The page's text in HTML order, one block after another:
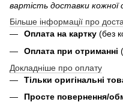
вартість доставки кожної
Більше інформації про
Оплата на картку (без
Оплата при отриманні
Докладніше про оплату
Тільки оригінальні
Просте повернення/